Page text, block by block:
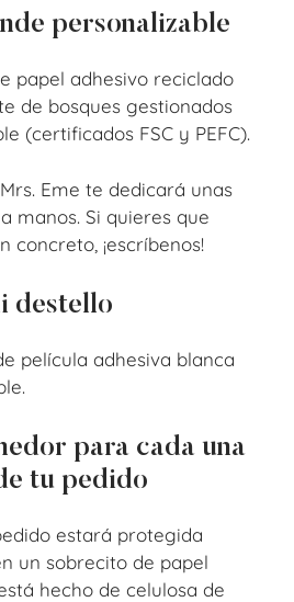
personalizable
papel adhesivo reciclado
de bosques gestionados
(certificados FSC y PEFC).
Eme te dedicará unas
manos. Si quieres que
concreto, ¡escríbenos!
destello
película adhesiva blanca
para cada una
tu pedido
estará protegida
un sobrecito de papel
hecho de celulosa de